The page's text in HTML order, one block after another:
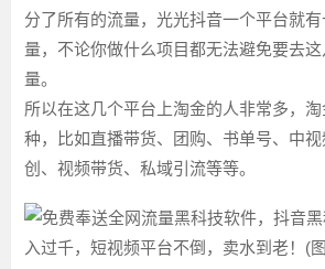
分了所有的流量，光光抖音一个平台就
量，不论你做什么项目都无法避免要去
量。
所以在这几个平台上淘金的人非常多，
种，比如直播带货、团购、书单号、中
创、视频带货、私域引流等等。